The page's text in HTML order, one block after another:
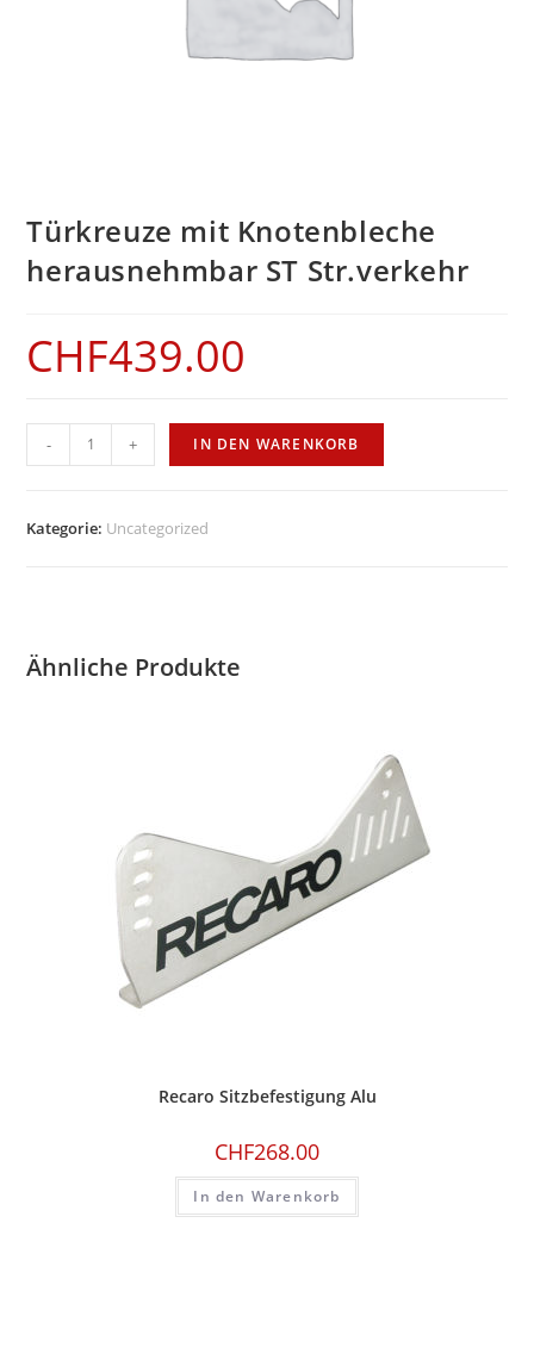
Türkreuze mit Knotenbleche
herausnehmbar ST Str.verkehr
CHF439.00
Türkreuze
mit
herausnehmbar
- + IN DEN WARENKORB
Kategorie: Uncategorized
Ähnliche Produkte
Recaro Sitzbefestigung Alu
CHF268.00
In den Warenkorb